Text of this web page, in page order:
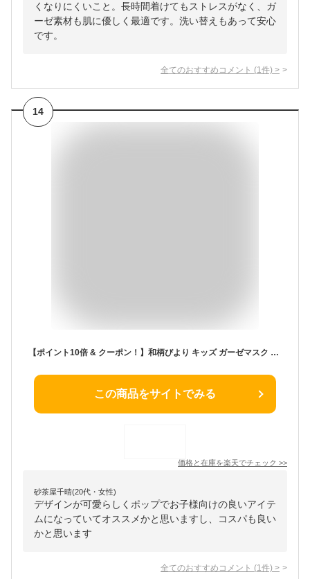
くなりにくいこと。長時間着けてもストレスがなく、ガ
ーゼ素材も肌に優しく最適です。洗い替えもあって安心
です。
全てのおすすめコメント (1 件) >
14
【ポイント10倍 & クーポン！】和柄びより キッズ ガーゼマスク 耳が痛くなりにくいスクールマスク うろこ Q-LIA 給食当番 風邪予防 グッズ メール便可 シネマコレクション プレゼント 男の子 女の子 ギフト
この商品をサイトでみる
価格と在庫を楽天でチェック >>
砂茶屋千晴(20代・女性)
デザインが可愛らしくポップでお子様向けの良いアイテ
ムになっていてオススメかと思いますし、コスパも良い
かと思います
全てのおすすめコメント (1 件) >